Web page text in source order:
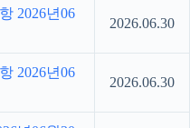
2026년06
2026.06.30
2026년06
2026.06.30